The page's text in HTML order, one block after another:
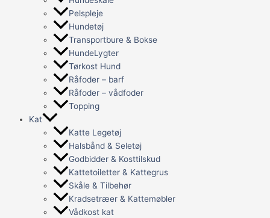
Pelspleje
Hundetøj
Transportbure & Bokse
HundeLygter
Tørkost Hund
Råfoder – barf
Råfoder – vådfoder
Topping
Kat
Katte Legetøj
Halsbånd & Seletøj
Godbidder & Kosttilskud
Kattetoiletter & Kattegrus
Skåle & Tilbehør
Kradsetræer & Kattemøbler
Vådkost kat